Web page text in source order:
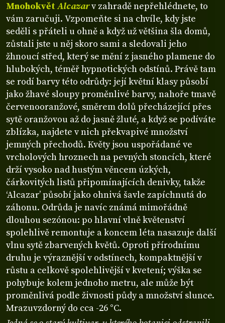
MnohokvětAlcazarv zahradě nepřehlédnete, to
vám zaručuji. Vzpomeňte si na chvíle, kdy jste
seděli s přáteli u ohně a když už většina šla domů,
zůstali jste u něj skoro sami a sledovali jeho
žhnoucí střed, který se mění z jasného plamene do
hlubokých, téměř hypnotických odstínů. Právě tam
se rodí barvy této odrůdy: její květní klasy působí
jako žhavé sloupy proměnlivé barvy, nahoře tmavě
červenooranžové, směrem dolů přecházející přes
sytě oranžovou až do jasně žluté, a když se podíváte
zblízka, najdete v nich překvapivé množství
jemných přechodů. Květy jsou uspořádané ve
vrcholových hroznech na pevných stoncích, které
drží vysoko nad hustým věncem úzkých,
čárkovitých listů připomínajících denivky, takže
‘Alcazar’ působí jako ohnivá šavle zapíchnutá do
záhonu. Odrůda je navíc známá mimořádně
dlouhou sezónou: po hlavní vlně květenství
spolehlivě remontuje a koncem léta nasazuje další
vlnu sytě zbarvených květů. Oproti přírodnímu
druhu je výraznější v odstínech, kompaktnější v
růstu a celkově spolehlivější v kvetení; výška se
pohybuje kolem jednoho metru, ale může být
proměnlivá podle živnosti půdy a množství slunce.
Mrazuvzdorný do cca -26 °C.